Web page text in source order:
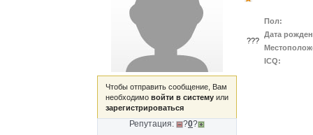
Чтобы отправить сообщение, Вам
необходимо войти в систему или
зарегистрироваться
Репутация: ?0?
???
Пол:
Дата
ICQ: